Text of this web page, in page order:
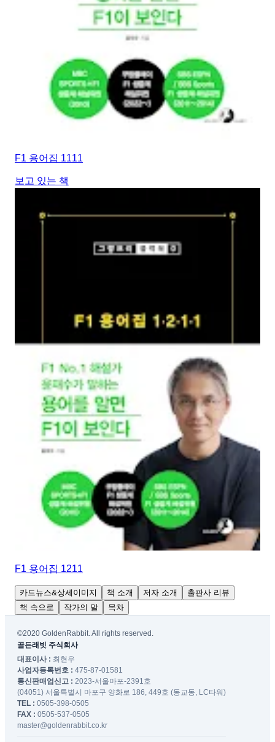
F1 용어집 1111
보고 있는 책
F1 용어집 1211
카드뉴스&상세이미지 책 소개 저자 소개
출판사 리뷰
책 속으로
작가의 말 목차
©2020 GoldenRabbit. All rights reserved.
골든래빗 주식회사
대표이사 : 최현우
사업자등록번호 : 475-87-01581
통신판매업신고 : 2023-서울마포-2391호
(04051) 서울특별시 마포구 양화로 186, 449호 (동교동, LC타워)
TEL : 0505-398-0505
FAX : 0505-537-0505
master@goldenrabbit.co.kr